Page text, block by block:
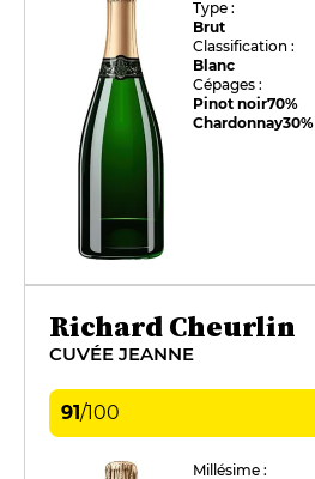
Type :
Brut
Classification :
Blanc
Cépages :
Pinot noir70%
Chardonnay30%
Richard Cheurlin
CUVÉE JEANNE
91/100
Millésime :